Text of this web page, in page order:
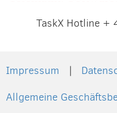
TaskX Hotline
Impressum
Allgemeine